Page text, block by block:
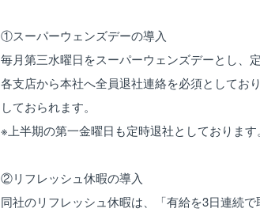
①スーパーウェンズデーの導入
毎月第三水曜日をスーパーウェンズデーとし、
各支店から本社へ全員退社連絡を必須としてお
しておられます。
※上半期の第一金曜日も定時退社としております。
②リフレッシュ休暇の導入
同社のリフレッシュ休暇は、「有給を3日連続で